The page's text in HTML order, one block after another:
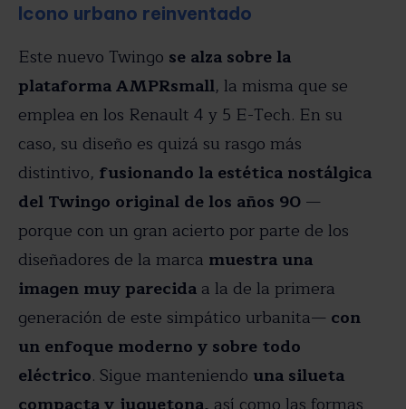
Icono urbano reinventado
Este nuevo Twingo se alza sobre la
plataforma AMPRsmall, la misma que se
emplea en los Renault 4 y 5 E-Tech. En su
caso, su diseño es quizá su rasgo más
distintivo, fusionando la estética nostálgica
del Twingo original de los años 90 —
porque con un gran acierto por parte de los
diseñadores de la marca muestra una
imagen muy parecida a la de la primera
generación de este simpático urbanita— con
un enfoque moderno y sobre todo
eléctrico. Sigue manteniendo una silueta